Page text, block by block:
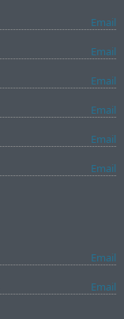
Email
Email
Email
Email
Email
Email
Email
Email